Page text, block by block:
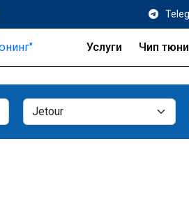
Услуги Чип